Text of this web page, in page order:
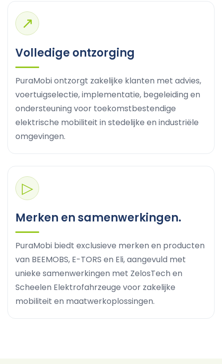
↗
Volledige ontzorging
PuraMobi ontzorgt zakelijke klanten met advies,
voertuigselectie, implementatie, begeleiding en
ondersteuning voor toekomstbestendige
elektrische mobiliteit in stedelijke en industriële
omgevingen.
▷
Merken en samenwerkingen.
PuraMobi biedt exclusieve merken en producten
van BEEMOBS, E-TORS en Eli, aangevuld met
unieke samenwerkingen met ZelosTech en
Scheelen Elektrofahrzeuge voor zakelijke
mobiliteit en maatwerkoplossingen.